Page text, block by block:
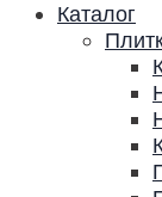
Каталог